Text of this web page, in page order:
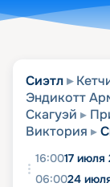
Сиэтл
Эндикотт
Скагуэй
Виктория
16:0017 июля
06:0024